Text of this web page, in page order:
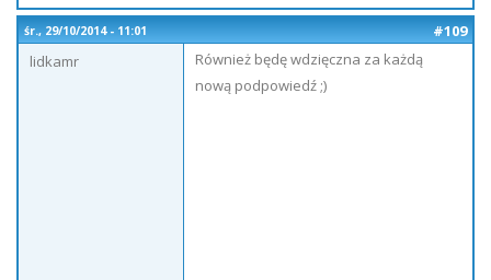
śr., 29/10/2014 - 11:01
#109
lidkamr
Również będę wdzięczna za każdą
nową podpowiedź ;)